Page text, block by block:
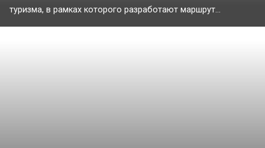
туризма, в рамках которого разработают маршрут...